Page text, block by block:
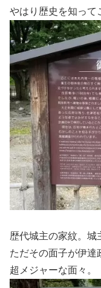
やはり歴史を知って
歴代城主の家紋。城
ただその面子が伊達
超メジャーな面々。